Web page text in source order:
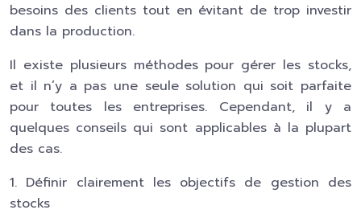
besoins des clients tout en évitant de trop investir
dans la production.
Il existe plusieurs méthodes pour gérer les stocks,
et il n’y a pas une seule solution qui soit parfaite
pour toutes les entreprises. Cependant, il y a
quelques conseils qui sont applicables à la plupart
des cas.
1. Définir clairement les objectifs de gestion des
stocks